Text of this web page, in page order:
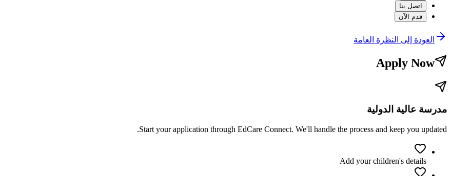
اتصل بنا
قدم الآن
العودة إلى النظرة العامة
Apply Now
مدرسة عالية الدولية
Start your application through EdCare Connect. We'll handle the process and keep you updated.
Add your children's details